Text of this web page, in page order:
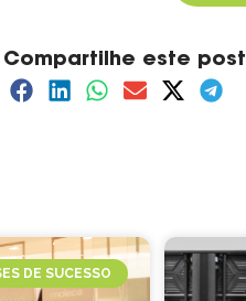
Compartilhe este post
DE SUCESSO